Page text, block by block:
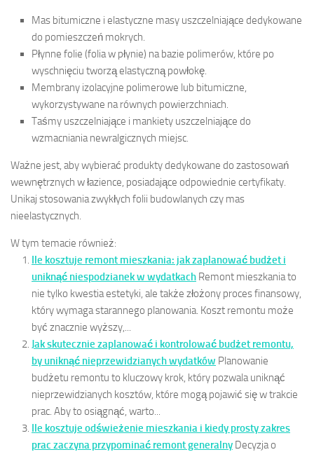
Mas bitumiczne i elastyczne masy uszczelniające dedykowane
do pomieszczeń mokrych.
Płynne folie (folia w płynie) na bazie polimerów, które po
wyschnięciu tworzą elastyczną powłokę.
Membrany izolacyjne polimerowe lub bitumiczne,
wykorzystywane na równych powierzchniach.
Taśmy uszczelniające i mankiety uszczelniające do
wzmacniania newralgicznych miejsc.
Ważne jest, aby wybierać produkty dedykowane do zastosowań
wewnętrznych w łazience, posiadające odpowiednie certyfikaty.
Unikaj stosowania zwykłych folii budowlanych czy mas
nieelastycznych.
W tym temacie również:
Ile kosztuje remont mieszkania: jak zaplanować budżet i
uniknąć niespodzianek w wydatkach Remont mieszkania to
nie tylko kwestia estetyki, ale także złożony proces finansowy,
który wymaga starannego planowania. Koszt remontu może
być znacznie wyższy,...
Jak skutecznie zaplanować i kontrolować budżet remontu,
by uniknąć nieprzewidzianych wydatków Planowanie
budżetu remontu to kluczowy krok, który pozwala uniknąć
nieprzewidzianych kosztów, które mogą pojawić się w trakcie
prac. Aby to osiągnąć, warto...
Ile kosztuje odświeżenie mieszkania i kiedy prosty zakres
prac zaczyna przypominać remont generalny Decyzja o